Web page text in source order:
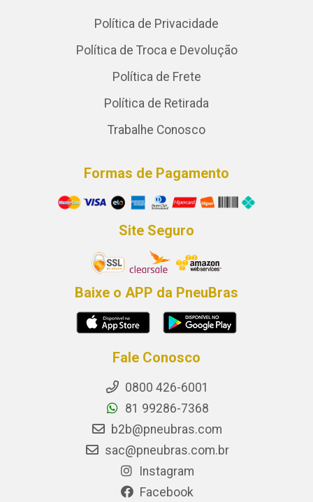
Política de Privacidade
Política de Troca e Devolução
Política de Frete
Política de Retirada
Trabalhe Conosco
Formas de Pagamento
Site Seguro
Baixe o APP da PneuBras
Fale Conosco
0800 426-6001
81 99286-7368
b2b@pneubras.com
sac@pneubras.com.br
Instagram
Facebook